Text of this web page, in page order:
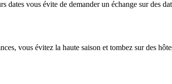
vous évite de demander un échange sur des
vous évitez la haute saison et tombez sur des